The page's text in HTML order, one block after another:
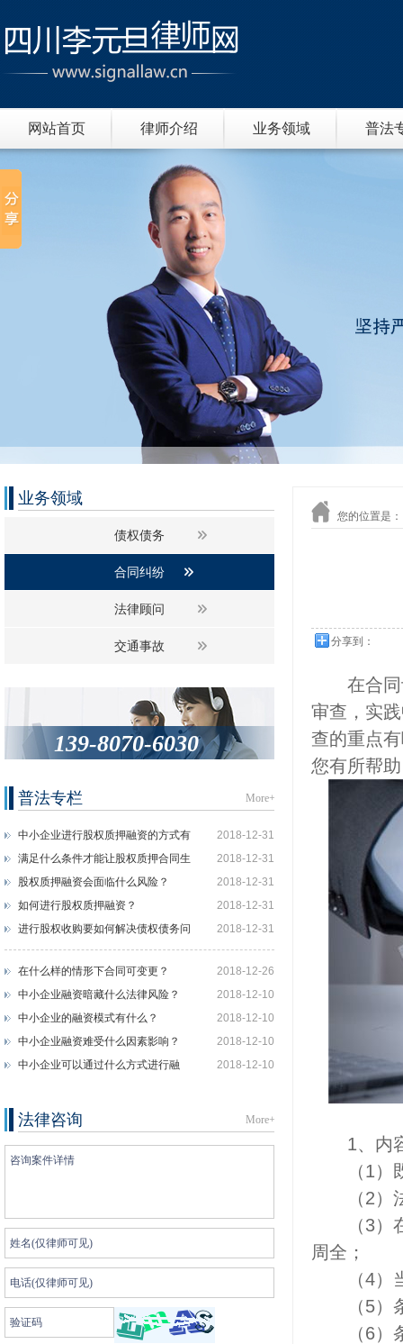
网站首页 律师介绍 业务领域 普法
业务领域
债权债务
合同纠纷
法律顾问
交通事故
139-8070-6030
普法专栏 More+
中小企业进行股权质押融资的方式有
什么？
2018-12-31
满足什么条件才能让股权质押合同生
效？
2018-12-31
股权质押融资会面临什么风险？
2018-12-31
如何进行股权质押融资？
2018-12-31
进行股权收购要如何解决债权债务问
题？
2018-12-31
在什么样的情形下合同可变更？
2018-12-26
中小企业融资暗藏什么法律风险？
2018-12-10
中小企业的融资模式有什么？
2018-12-10
中小企业融资难受什么因素影响？
2018-12-10
中小企业可以通过什么方式进行融
2018-12-10
法律咨询 More+
您的位置是：
分享到：
在合同订
审查，实
查的重点
您有所帮
1、内
（1）既
（2）法
（3）在
周全；
（4）当
（5）条
（6）条